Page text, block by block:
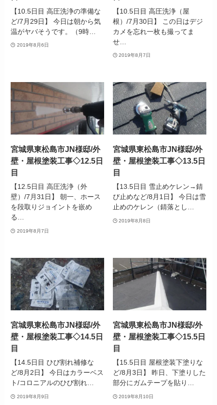
【10.5日目 高圧洗浄の準備な
ど/7月29日】 今日は朝から気
温がヤバそうです。（9時…
2019年8月6日
【10.5日目 高圧洗浄（屋
根）/7月30日】 この日はデジ
カメを忘れ一枚も撮ってま
せ…
2019年8月7日
宮城県東松島市JN様邸/外
壁・屋根塗装工事◇12.5日
目
【12.5日目 高圧洗浄（外
壁）/7月31日】 朝一、ホース
を段取りジョイントを嵌め
る…
2019年8月7日
宮城県東松島市JN様邸/外
壁・屋根塗装工事◇13.5日
目
【13.5日目 雪止めケレン→錆
び止めなど/8月1日】 今日は雪
止めのケレン（錆落とし…
2019年8月8日
宮城県東松島市JN様邸/外
壁・屋根塗装工事◇14.5日
目
【14.5日目 ひび割れ補修な
ど/8月2日】 今日はカラーベス
ト/コロニアルのひび割れ…
2019年8月9日
宮城県東松島市JN様邸/外
壁・屋根塗装工事◇15.5日
目
【15.5日目 屋根塗装下塗りな
ど/8月3日】 昨日、下塗りした
部分にガムテープを貼り…
2019年8月10日